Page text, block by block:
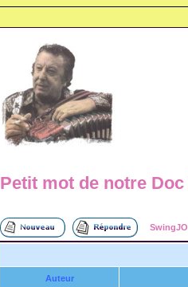
Petit mot de notre
Auteur